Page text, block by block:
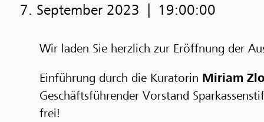
7. September 2023 19:00:00
Wir laden Sie herzlich zur Eröffnung der
Einführung durch die Kuratorin Miriam
Geschäftsführender Vorstand
frei!